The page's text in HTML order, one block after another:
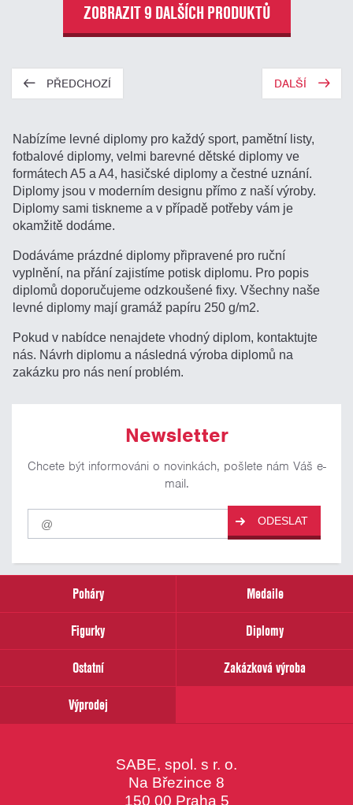
ZOBRAZIT 9 DALŠÍCH PRODUKTŮ
PŘEDCHOZÍ DALŠÍ
Nabízíme levné diplomy pro každý sport, pamětní listy,
fotbalové diplomy, velmi barevné dětské diplomy ve
formátech A5 a A4, hasičské diplomy a čestné uznání.
Diplomy jsou v moderním designu přímo z naší výroby.
Diplomy sami tiskneme a v případě potřeby vám je
okamžitě dodáme.
Dodáváme prázdné diplomy připravené pro ruční
vyplnění, na přání zajistíme potisk diplomu. Pro popis
diplomů doporučujeme odzkoušené fixy. Všechny naše
levné diplomy mají gramáž papíru 250 g/m2.
Pokud v nabídce nenajdete vhodný diplom, kontaktujte
nás. Návrh diplomu a následná výroba diplomů na
zakázku pro nás není problém.
Newsletter
Chcete být informováni o novinkách, pošlete nám Váš e-
mail.
Pro
odběr
našich
email
ODESLAT
Poháry
Medaile
Figurky
Diplomy
Ostatní
Zakázková výroba
Výprodej
SABE, spol. s r. o.
Na Březince 8
150 00 Praha 5